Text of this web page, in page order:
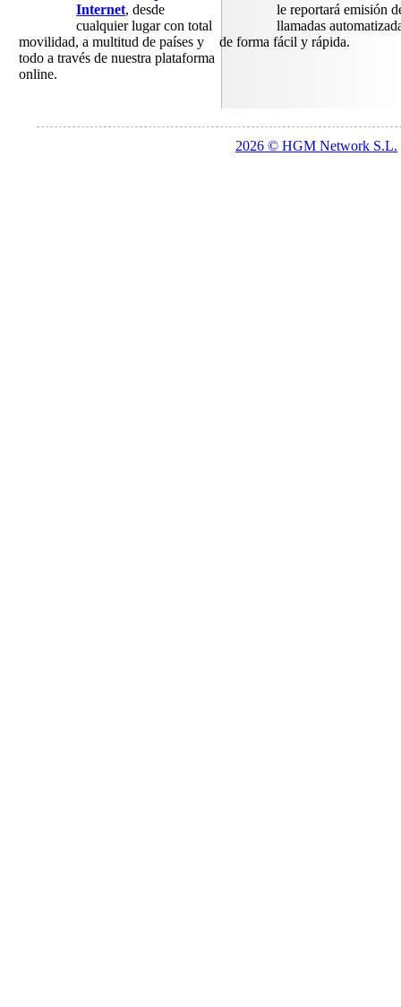
Internet, desde
cualquier lugar con total
movilidad, a multitud de países y
todo a través de nuestra plataforma
online.
le reportará emisión
llamadas
de forma fácil y rápida.
2026 © HGM Network S.L.